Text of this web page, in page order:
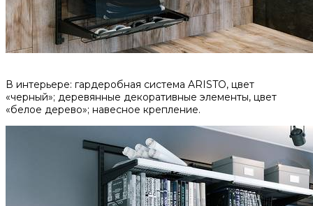
В интерьере: гардеробная система ARISTO, цвет
«черный»; деревянные декоративные элементы, цвет
«белое дерево»; навесное крепление.